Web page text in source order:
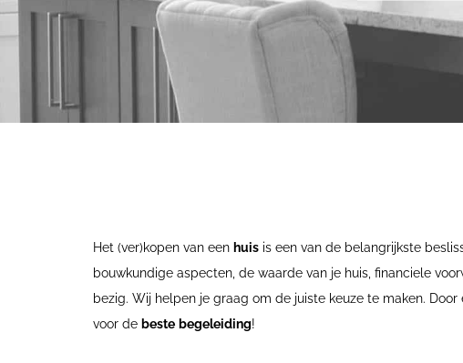
Het (ver)kopen van een huis is een van de belangrijkste
bouwkundige aspecten, de waarde van je huis, financiele
bezig. Wij helpen je graag om de juiste keuze te maken.
voor de beste begeleiding!